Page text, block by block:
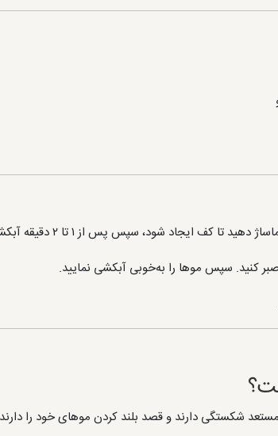
ایجاد شود، سپس پس از ۱ تا ۲ دقیقه آبکشی کنید.
شکستگی دارند و قصد بلند کردن موهای خود را